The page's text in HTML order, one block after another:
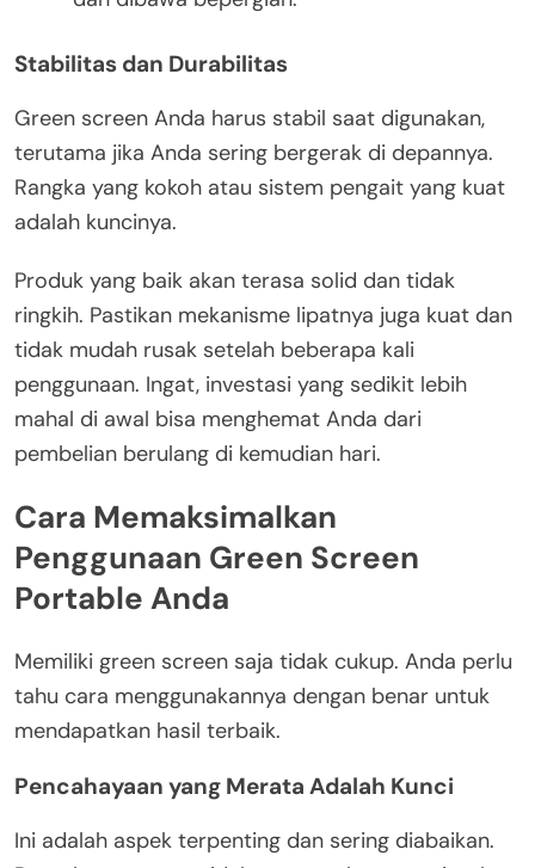
Stabilitas dan Durabilitas
Green screen Anda harus stabil saat digunakan,
terutama jika Anda sering bergerak di depannya.
Rangka yang kokoh atau sistem pengait yang kuat
adalah kuncinya.
Produk yang baik akan terasa solid dan tidak
ringkih. Pastikan mekanisme lipatnya juga kuat dan
tidak mudah rusak setelah beberapa kali
penggunaan. Ingat, investasi yang sedikit lebih
mahal di awal bisa menghemat Anda dari
pembelian berulang di kemudian hari.
Cara Memaksimalkan
Penggunaan Green Screen
Portable Anda
Memiliki green screen saja tidak cukup. Anda perlu
tahu cara menggunakannya dengan benar untuk
mendapatkan hasil terbaik.
Pencahayaan yang Merata Adalah Kunci
Ini adalah aspek terpenting dan sering diabaikan.